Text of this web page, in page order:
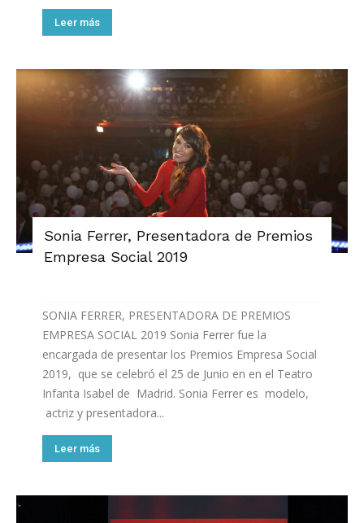
Leer más
Sonia Ferrer, Presentadora de Premios
Empresa Social 2019
SONIA FERRER, PRESENTADORA DE PREMIOS
EMPRESA SOCIAL 2019 Sonia Ferrer fue la
encargada de presentar los Premios Empresa Social
2019, que se celebró el 25 de Junio en en el Teatro
Infanta Isabel de Madrid. Sonia Ferrer es modelo,
actriz y presentadora...
Leer más